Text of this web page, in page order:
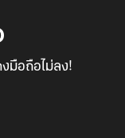
มือถือไม่ลง!